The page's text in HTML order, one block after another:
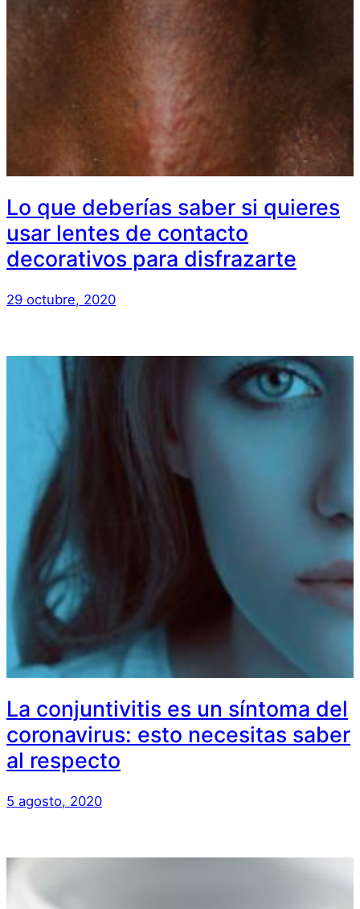
Lo que deberías saber si quieres
usar lentes de contacto
decorativos para disfrazarte
29 octubre, 2020
La conjuntivitis es un síntoma del
coronavirus: esto necesitas saber
al respecto
5 agosto, 2020